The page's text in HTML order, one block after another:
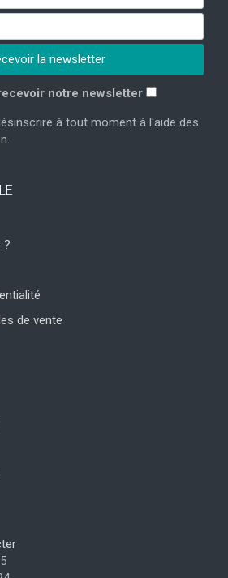
notre newsletter
à tout moment à l'aide des
?
de vente